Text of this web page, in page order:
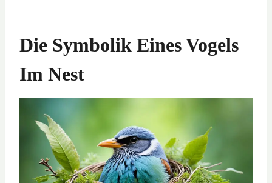
Die Symbolik Eines Vogels
Im Nest